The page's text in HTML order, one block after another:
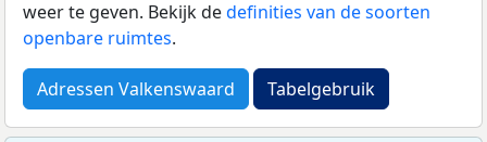
weer te geven. Bekijk dedefinities van de soorten
openbare ruimtes.
Adressen Valkenswaard Tabelgebruik